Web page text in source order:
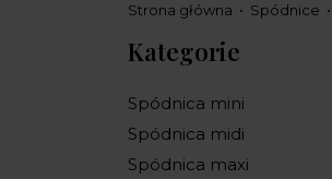
Strona główna Spódnice
Kategorie
Spódnica mini
Spódnica midi
Spódnica maxi